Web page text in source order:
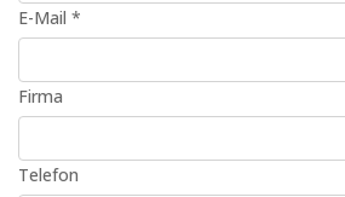
E-Mail *
Firma
Telefon